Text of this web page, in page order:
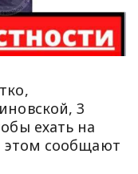
3
ехать на
этом сообщают